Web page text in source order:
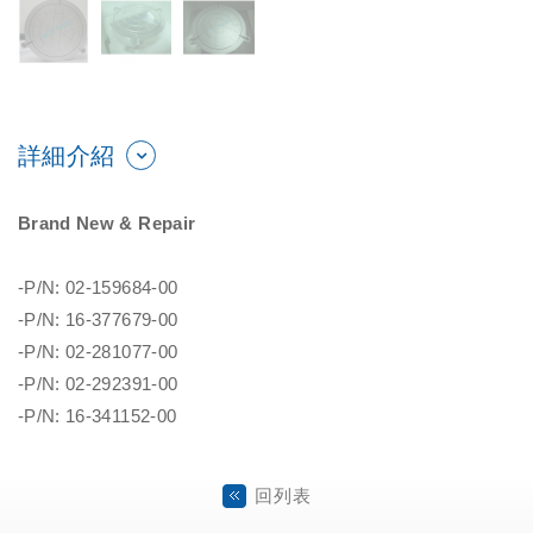
詳細介紹
Brand New & Repair
-P/N: 02-159684-00
-P/N: 16-377679-00
-P/N: 02-281077-00
-P/N: 02-292391-00
-P/N: 16-341152-00
回列表